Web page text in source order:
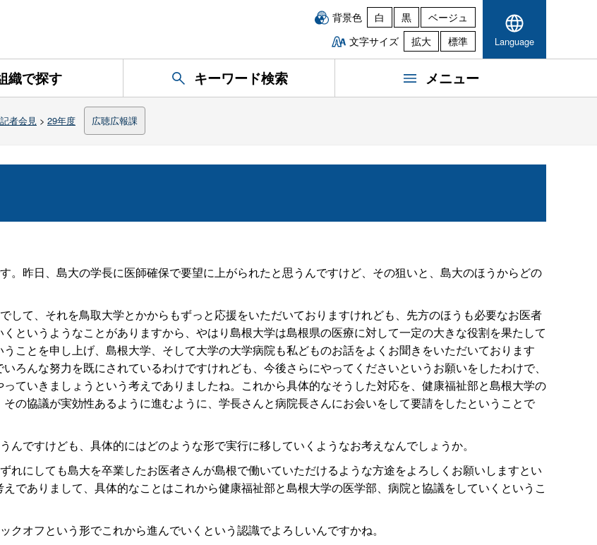
背景色 白 黒
ベージュ
文字サイズ
拡大 標準 Language
織で探す キーワード検索 メニュー
者会見 > 29年度 広聴広報課
。昨日、島大の学長に医師確保で要望に上がられたと思うんですけど、その狙いと、島大のほうからどの
して、それを鳥取大学とかからもずっと応援をいただいておりますけれども、先方のほうも必要なお医者
というようなことがありますから、やはり島根大学は島根県の医療に対して一定の大きな役割を果たして
ことを申し上げ、島根大学、そして大学の大学病院も私どものお話をよくお聞きをいただいております
ろんな努力を既にされているわけですけれども、今後さらにやってくださいというお願いをしたわけで、
ていきましょうという考えでありましたね。これから具体的なそうした対応を、健康福祉部と島根大学の
の協議が実効性あるように進むように、学長さんと病院長さんにお会いをして要請をしたということで
ですけども、具体的にはどのような形で実行に移していくようなお考えなんでしょうか。
れにしても島大を卒業したお医者さんが島根で働いていただけるような方途をよろしくお願いしますとい
でありまして、具体的なことはこれから健康福祉部と島根大学の医学部、病院と協議をしていくというこ
オフという形でこれから進んでいくという認識でよろしいんですかね。